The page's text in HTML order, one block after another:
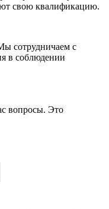
свою квалификацию.
сотрудничаем с
в соблюдении
вопросы. Это